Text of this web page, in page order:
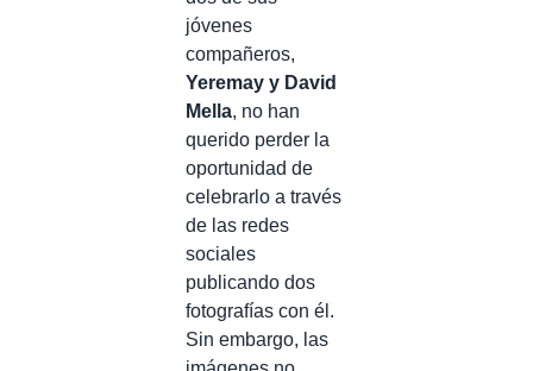
jóvenes
compañeros,
Yeremay y David
Mella, no han
querido perder la
oportunidad de
celebrarlo a través
de las redes
sociales
publicando dos
fotografías con él.
Sin embargo, las